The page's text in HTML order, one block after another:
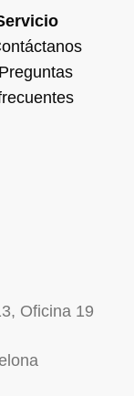
Preguntas
Oficina 19